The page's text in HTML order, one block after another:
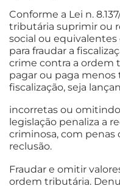
Conforme a Lei n.
tributária suprimir ou
social ou
para fraudar a
crime contra a ordem
pagar ou paga
fiscalização, seja
incorretas ou
legislação penaliza a
criminosa, com penas
reclusão.
Fraudar e omitir
ordem tributária.